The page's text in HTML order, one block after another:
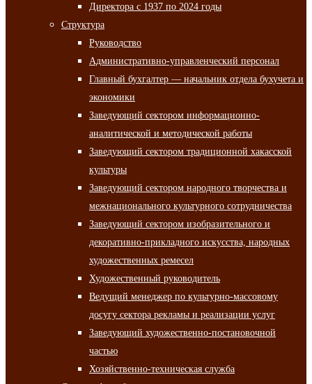
Директора с 1937 по 2024 годы
Структура
Руководство
Административно-управленческий персонал
Главный бухгалтер — начальник отдела бухучета и
экономики
Заведующий сектором информационно-
аналитической и методической работы
Заведующий сектором традиционной хакасской
культуры
Заведующий сектором народного творчества и
межнационального культурного сотрудничества
Заведующий сектором изобразительного и
декоративно-прикладного искусства, народных
художественных ремесел
Художественный руководитель
Ведущий менеджер по культурно-массовому
досугу сектора рекламы и реализации услуг
Заведующий художественно-постановочной
частью
Хозяйственно-техническая служба